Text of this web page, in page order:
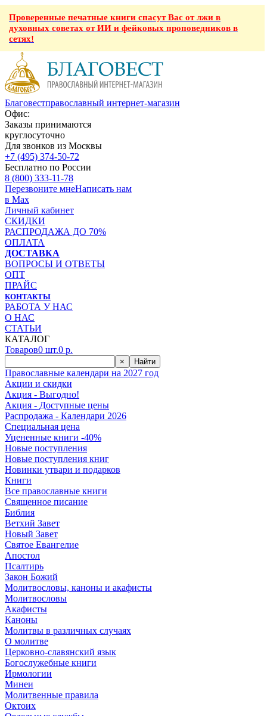
Проверенные печатные книги спасут Вас от лжи в
духовных советах от ИИ и фейковых проповедников в
сетях!
Благовестправославный интернет-магазин
Офис:
Заказы принимаются
круглосуточно
Для звонков из Москвы
+7 (495) 374-50-72
Бесплатно по России
8 (800) 333-11-78
Перезвоните мнеНаписать нам
в Max
Личный кабинет
СКИДКИ
РАСПРОДАЖА ДО 70%
ОПЛАТА
ДОСТАВКА
ВОПРОСЫ И ОТВЕТЫ
ОПТ
ПРАЙС
КОНТАКТЫ
РАБОТА У НАС
О НАС
СТАТЬИ
КАТАЛОГ
Товаров0 шт.0 р.
× Найти
Православные календари на 2027 год
Акции и скидки
Акция - Выгодно!
Акция - Доступные цены
Распродажа - Календари 2026
Специальная цена
Уцененные книги -40%
Новые поступления
Новые поступления книг
Новинки утвари и подарков
Книги
Все православные книги
Священное писание
Библия
Ветхий Завет
Новый Завет
Святое Евангелие
Апостол
Псалтирь
Закон Божий
Молитвословы, каноны и акафисты
Молитвословы
Акафисты
Каноны
Молитвы в различных случаях
О молитве
Церковно-славянский язык
Богослужебные книги
Ирмологии
Минеи
Молитвенные правила
Октоих